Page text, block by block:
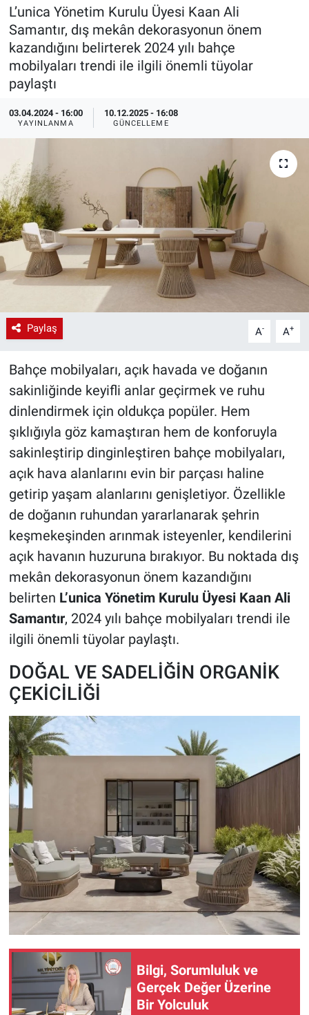
L’unica Yönetim Kurulu Üyesi Kaan Ali
Samantır, dış mekân dekorasyonun önem
kazandığını belirterek 2024 yılı bahçe
mobilyaları trendi ile ilgili önemli tüyolar
paylaştı
03.04.2024 - 16:00
YAYINLANMA
10.12.2025 - 16:08
GÜNCELLEME
Paylaş A- A+
Bahçe mobilyaları, açık havada ve doğanın
sakinliğinde keyifli anlar geçirmek ve ruhu
dinlendirmek için oldukça popüler. Hem
şıklığıyla göz kamaştıran hem de konforuyla
sakinleştirip dinginleştiren bahçe mobilyaları,
açık hava alanlarını evin bir parçası haline
getirip yaşam alanlarını genişletiyor. Özellikle
de doğanın ruhundan yararlanarak şehrin
keşmekeşinden arınmak isteyenler, kendilerini
açık havanın huzuruna bırakıyor. Bu noktada dış
mekân dekorasyonun önem kazandığını
belirten L’unica Yönetim Kurulu Üyesi Kaan Ali
Samantır, 2024 yılı bahçe mobilyaları trendi ile
ilgili önemli tüyolar paylaştı.
DOĞAL VE SADELİĞİN ORGANİK
ÇEKİCİLİĞİ
Bilgi, Sorumluluk ve
Gerçek Değer Üzerine
Bir Yolculuk
EndüstriST
Enerjisini Üreten Fabrikalar
Endüstri 4.0 Uygulamaları
Ağır Sanayi Çözümleri